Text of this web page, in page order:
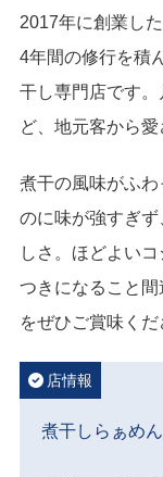
2017年に創業し
4年間の修行を積
干し専門店です
ど、地元客から愛
煮干の風味がふ
のに味が強すぎ
しさ。ほどよい
つきになること
をぜひご賞味くだ
店情報
煮干しらぁめ